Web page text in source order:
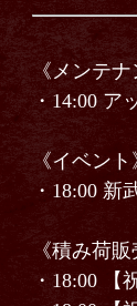
《メンテナ
・14:00 ア
《イベント
・18:00
《積み荷販
・18:00 【